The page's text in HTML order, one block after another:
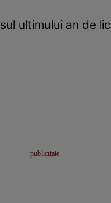
ultimului an de